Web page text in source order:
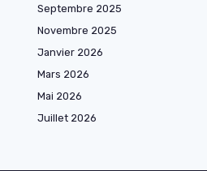
Septembre 2025
Novembre 2025
Janvier 2026
Mars 2026
Mai 2026
Juillet 2026